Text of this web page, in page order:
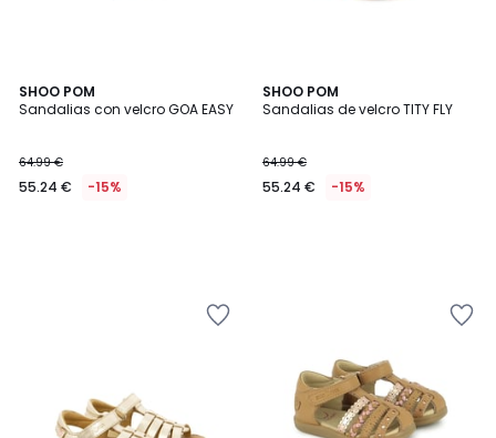
SHOO POM
Sandalias con velcro GOA EASY
64.99 €
55.24 € -15%
SHOO POM
Sandalias de velcro TITY FLY
64.99 €
55.24 € -15%